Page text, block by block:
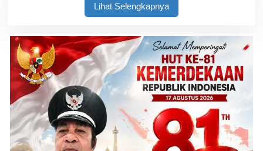
Lihat Selengkapnya